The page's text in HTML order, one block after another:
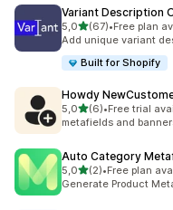
Variant Description
5,0na 5 gwiazdek
(67)
Łączna liczba
•Free plan
Add unique variant
Built for Shopify
Howdy
5,0na 5 gwiazdek
(6)
Łączna liczba
•Free trial
metafields and
Auto Category
5,0na 5 gwiazdek
(2)
Łączna liczba
•Free plan
Generate Product